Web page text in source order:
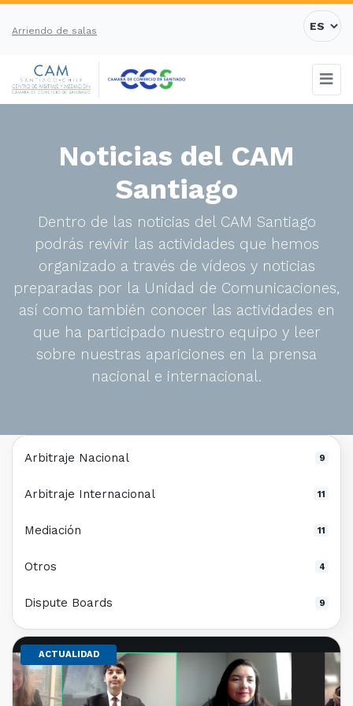
Arriendo de salas
Noticias del CAM
Santiago
Dentro de las noticias del CAM Santiago
podrás revivir las actividades que hemos
organizado a través de vídeos y noticias
preparadas por la Unidad de Comunicaciones,
así como también conocer las actividades en
que ha participado nuestro equipo y leer
sobre nuestras apariciones en la prensa
nacional e internacional.
ACTUALIDAD
Arbitraje Nacional 9
Arbitraje Internacional 11
Mediación 11
Otros 4
Dispute Boards 9